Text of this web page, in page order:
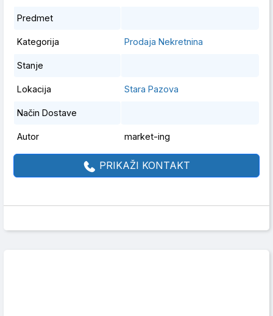
Predmet
Kategorija Prodaja Nekretnina
Stanje
Lokacija Stara Pazova
Način Dostave
Autor market-ing
PRIKAŽI KONTAKT